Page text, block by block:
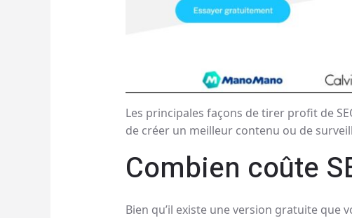
Les principales façons de tirer profit de
de créer un meilleur contenu ou de
Combien coûte
Bien qu’il existe une version gratuite que